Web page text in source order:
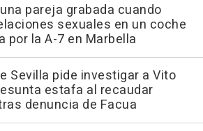
pareja grabada cuando
sexuales en un coche
por la A-7 en Marbella
Sevilla pide investigar a Vito
estafa al recaudar
denuncia de Facua